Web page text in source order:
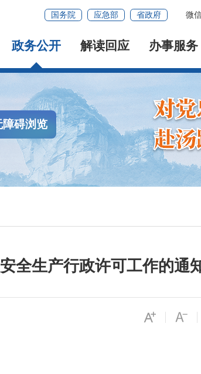
国务院 应急部 省政府 微
政务公开 解读回应 办事服务
障碍浏览
全生产行政许可工作的通